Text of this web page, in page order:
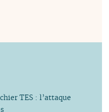
TES : l’attaque